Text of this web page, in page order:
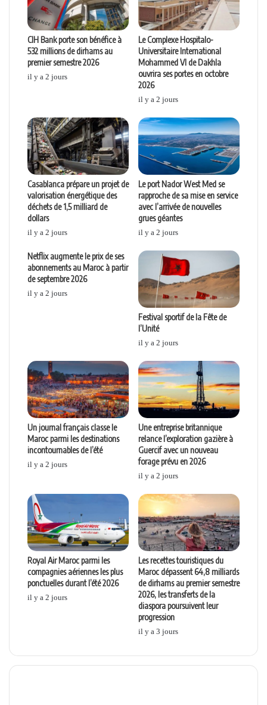
CIH Bank porte son bénéfice à
532 millions de dirhams au
premier semestre 2026
il y a 2 jours
Le Complexe Hospitalo-
Universitaire International
Mohammed VI de Dakhla
ouvrira ses portes en octobre
2026
il y a 2 jours
Casablanca prépare un projet de
valorisation énergétique des
déchets de 1,5 milliard de
dollars
il y a 2 jours
Le port Nador West Med se
rapproche de sa mise en service
avec l’arrivée de nouvelles
grues géantes
il y a 2 jours
Netflix augmente le prix de ses
abonnements au Maroc à partir
de septembre 2026
il y a 2 jours
Festival sportif de la Fête de
l’Unité
il y a 2 jours
Un journal français classe le
Maroc parmi les destinations
incontournables de l’été
il y a 2 jours
Une entreprise britannique
relance l’exploration gazière à
Guercif avec un nouveau
forage prévu en 2026
il y a 2 jours
Royal Air Maroc parmi les
compagnies aériennes les plus
ponctuelles durant l’été 2026
il y a 2 jours
Les recettes touristiques du
Maroc dépassent 64,8 milliards
de dirhams au premier semestre
2026, les transferts de la
diaspora poursuivent leur
progression
il y a 3 jours